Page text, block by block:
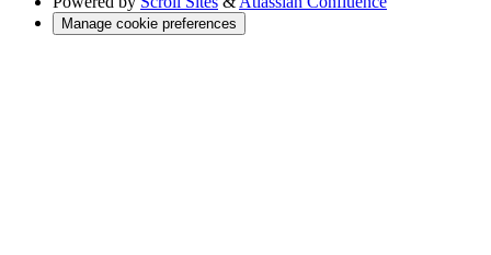
Manage cookie preferences